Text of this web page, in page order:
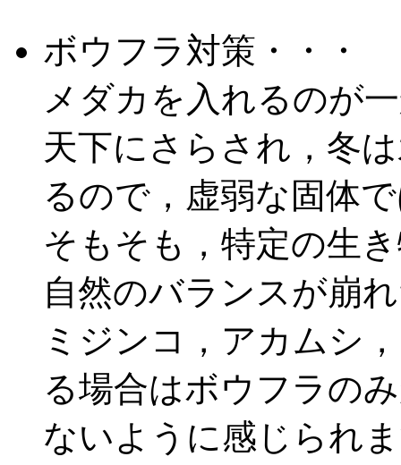
ボウフラ対策・・・
メダカを入れるのが
天下にさらされ，冬
るので，虚弱な固体
そもそも，特定の生
自然のバランスが崩
ミジンコ，アカムシ
る場合はボウフラの
ないように感じられ